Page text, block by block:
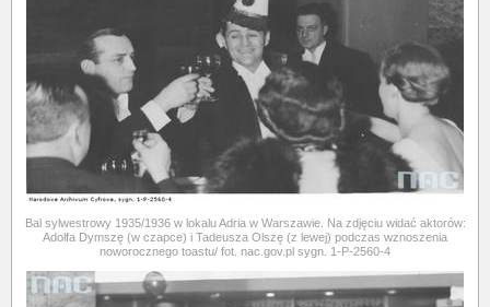
Bal sylwestrowy 1935/1936 w lokalu Adria w Warszawie. Na zdjęciu widać aktorów:
Adolfa Dymszę (w czapce) i Tadeusza Olszę (z lewej) podczas wznoszenia
noworocznego toastu/ fot. nac.gov.pl sygn. 1-P-2560-4